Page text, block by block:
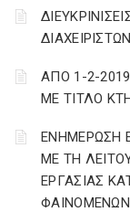
ΑΠΟ 1-2-
ΜΕ ΤΙΤΛΟ
ΕΝΗΜΕΡΩΣΗ
ΜΕ ΤΗ
ΕΡΓΑΣΙΑΣ